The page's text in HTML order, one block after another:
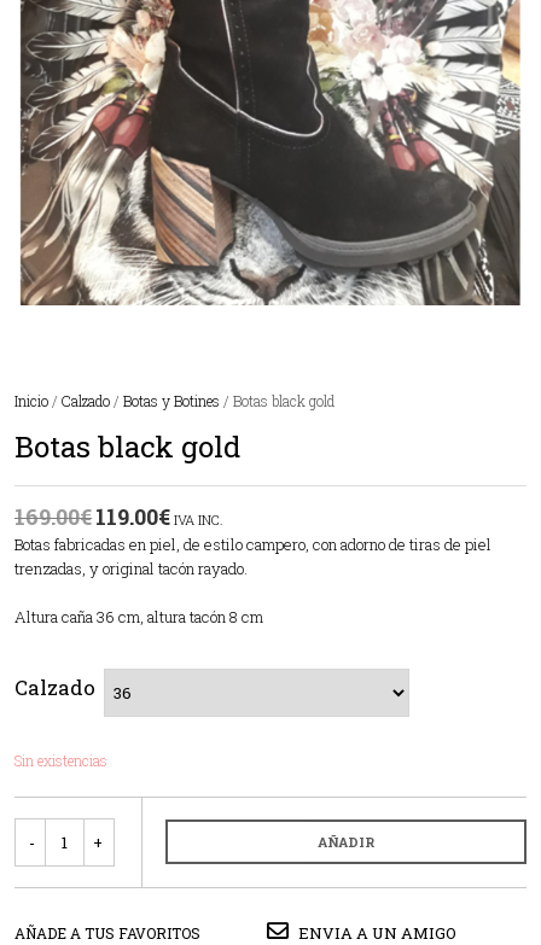
Inicio / Calzado / Botas y Botines / Botas black gold
Botas black gold
169.00€119.00€ IVA INC.
Botas fabricadas en piel, de estilo campero, con adorno de tiras de piel
trenzadas, y original tacón rayado.
Altura caña 36 cm, altura tacón 8 cm
Calzado
Sin existencias
AÑADIR
AÑADE A TUS FAVORITOS ENVIA A UN AMIGO